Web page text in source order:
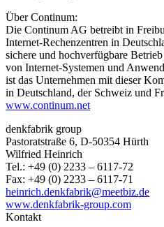
Über Continum:
Die Continum AG betreibt in
Internet-Rechenzentren in
sichere und hochverfügbare
von Internet-Systemen und
ist das Unternehmen mit dieser
in Deutschland, der Schweiz und
www.continum.net
denkfabrik group
Pastoratstraße 6, D-50354 Hürth
Wilfried Heinrich
Tel.: +49 (0) 2233 – 6117-72
Fax: +49 (0) 2233 – 6117-71
heinrich.denkfabrik@meetbiz.de
www.denkfabrik-group.com
Kontakt